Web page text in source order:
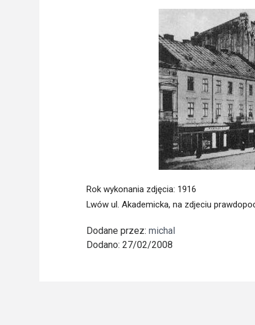
Pracownie
Freelance -
Galeria Miast
Filmy
Rok wykonania zdjęcia: 1916
Lwów ul. Akademicka, na zdjeciu
Dodane przez: michal
Dodano: 27/02/2008